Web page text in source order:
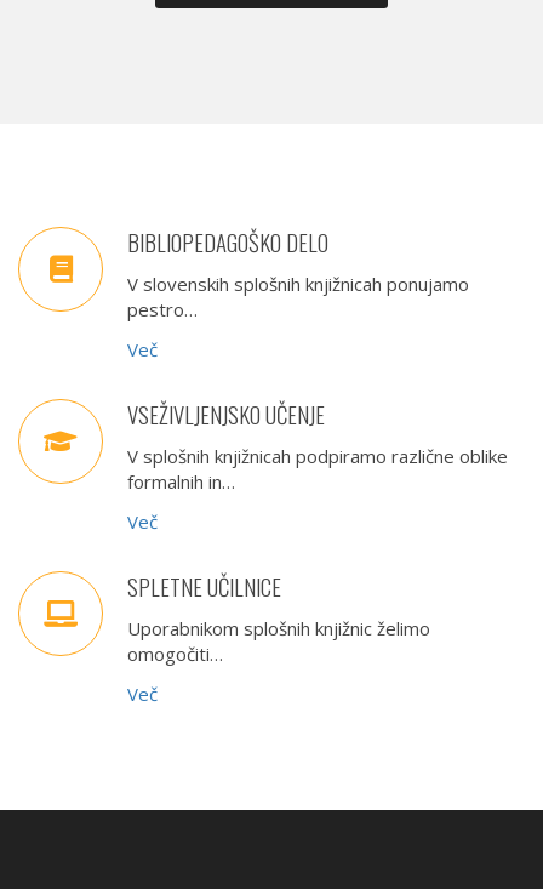
BIBLIOPEDAGOŠKO DELO
V slovenskih splošnih knjižnicah ponujamo
pestro…
Več
VSEŽIVLJENJSKO UČENJE
V splošnih knjižnicah podpiramo različne oblike
formalnih in…
Več
SPLETNE UČILNICE
Uporabnikom splošnih knjižnic želimo
omogočiti…
Več